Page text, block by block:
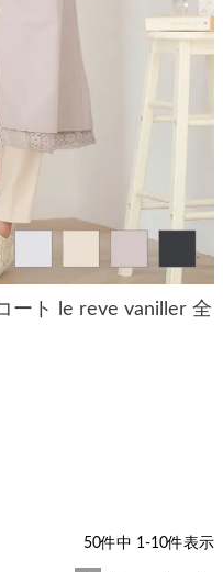
ート le reve vaniller 全
50件中 1 -10件表示